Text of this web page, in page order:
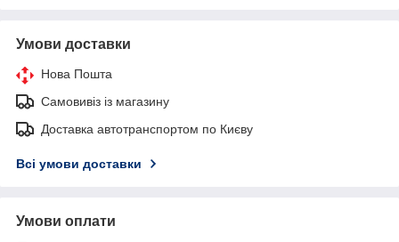
Умови доставки
Нова Пошта
Самовивіз із магазину
Доставка автотранспортом по Києву
Всі умови доставки
Умови оплати